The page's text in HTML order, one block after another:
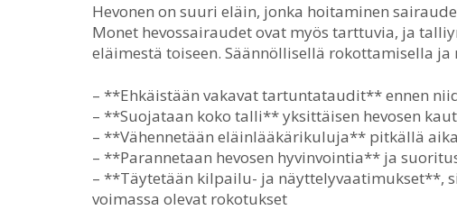
Hevonen on suuri eläin, jonka hoitaminen
Monet hevossairaudet ovat myös tarttuvia, ja
eläimestä toiseen. Säännöllisellä rokottamisella
– **Ehkäistään vakavat tartuntataudit** ennen
– **Suojataan koko talli** yksittäisen hevosen
– **Vähennetään eläinlääkärikuluja** pitkällä
– **Parannetaan hevosen hyvinvointia** ja
– **Täytetään kilpailu- ja näyttelyvaatimukset**,
voimassa olevat rokotukset